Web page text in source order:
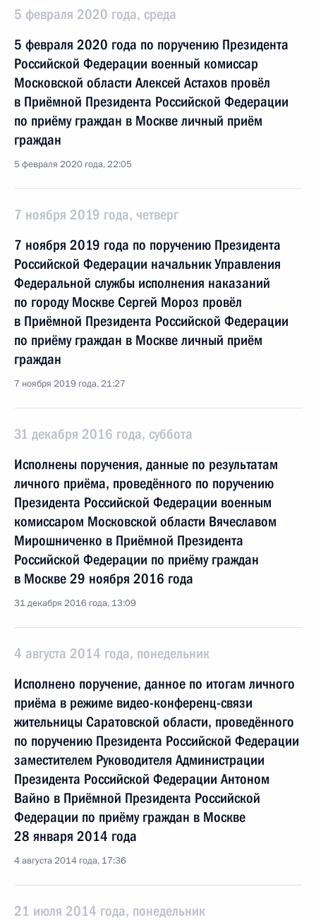
5 февраля 2020 года, среда
5 февраля 2020 года по поручению Президента
Российской Федерации военный комиссар
Московской области Алексей Астахов провёл
в Приёмной Президента Российской Федерации
по приёму граждан в Москве личный приём
граждан
5 февраля 2020 года, 22:05
7 ноября 2019 года, четверг
7 ноября 2019 года по поручению Президента
Российской Федерации начальник Управления
Федеральной службы исполнения наказаний
по городу Москве Сергей Мороз провёл
в Приёмной Президента Российской Федерации
по приёму граждан в Москве личный приём
граждан
7 ноября 2019 года, 21:27
31 декабря 2016 года, суббота
Исполнены поручения, данные по результатам
личного приёма, проведённого по поручению
Президента Российской Федерации военным
комиссаром Московской области Вячеславом
Мирошниченко в Приёмной Президента
Российской Федерации по приёму граждан
в Москве 29 ноября 2016 года
31 декабря 2016 года, 13:09
4 августа 2014 года, понедельник
Исполнено поручение, данное по итогам личного
приёма в режиме видео-конференц-связи
жительницы Саратовской области, проведённого
по поручению Президента Российской Федерации
заместителем Руководителя Администрации
Президента Российской Федерации Антоном
Вайно в Приёмной Президента Российской
Федерации по приёму граждан в Москве
28 января 2014 года
4 августа 2014 года, 17:36
21 июля 2014 года, понедельник